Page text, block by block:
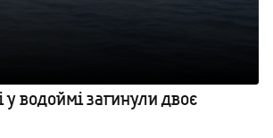
водоймі загинули двоє